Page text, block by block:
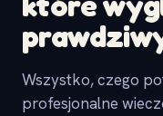
Wszystko, czego
profesjonalne